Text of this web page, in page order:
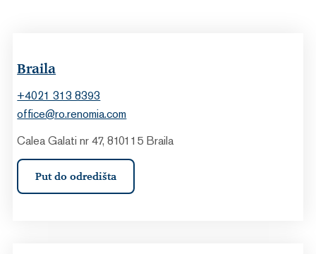
Braila
+4021 313 8393
office@ro.renomia.com
Calea Galati nr 47, 810115 Braila
Put do odredišta